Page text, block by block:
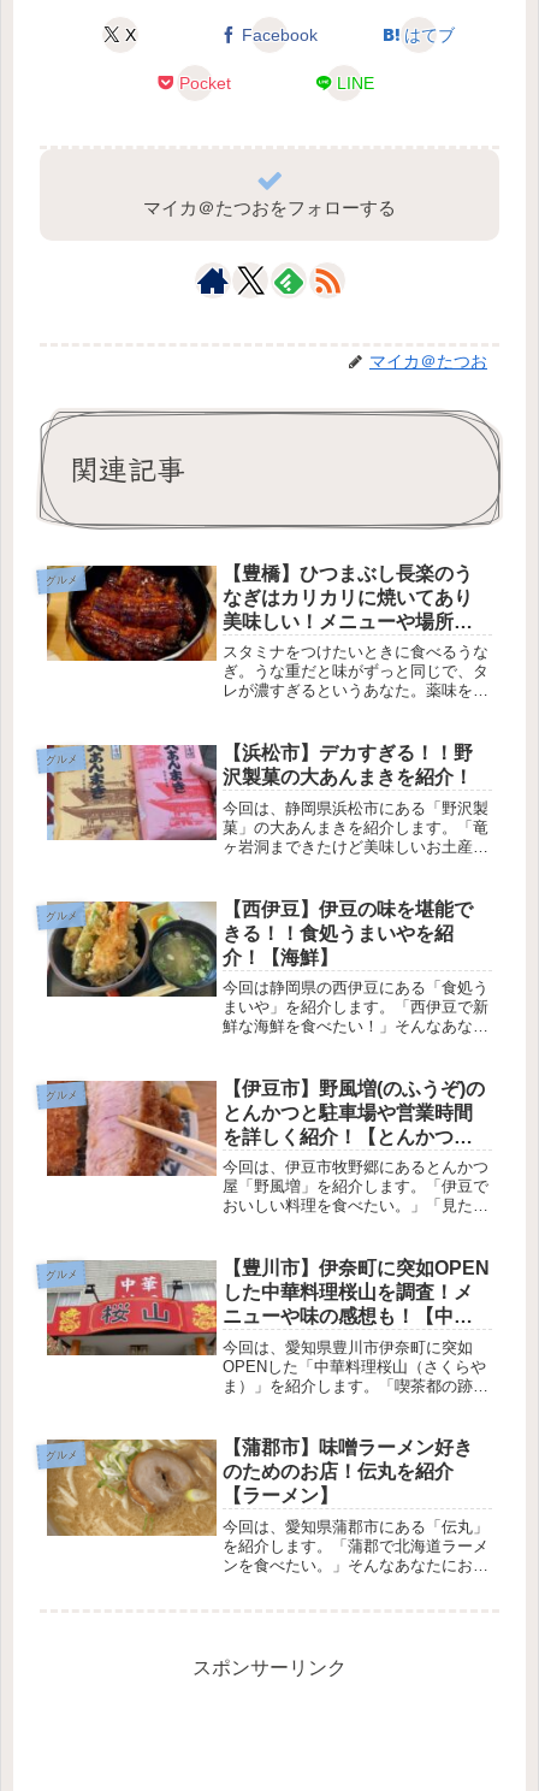
X Facebook はてブ
Pocket LINE
マイカ＠たつおをフォローする
マイカ＠たつお
関連記事
グルメ
【豊橋】ひつまぶし長楽のう
なぎはカリカリに焼いてあり
美味しい！メニューや場所、
営業時間も調査！【牟呂店】
スタミナをつけたいときに食べるうな
ぎ。うな重だと味がずっと同じで、タ
レが濃すぎるというあなた。薬味を乗
ピッタリです。今回、うなぎのひつま
ぶし専門店「ひつまぶし長楽」を調査
し...
グルメ
【浜松市】デカすぎる！！野
沢製菓の大あんまきを紹介！
今回は、静岡県浜松市にある「野沢製
菓」の大あんまきを紹介します。「竜
ヶ岩洞まできたけど美味しいお土産を
す。「野沢製菓」は「竜ヶ岩洞」から
車で約６分くらいのところにありま
す。「...
グルメ
【西伊豆】伊豆の味を堪能で
きる！！食処うまいやを紹
介！【海鮮】
今回は静岡県の西伊豆にある「食処う
まいや」を紹介します。「西伊豆で新
鮮な海鮮を食べたい！」そんなあなた
を使った料理をリーズナブルに提供し
ています。人気メニューの海老天丼
は、...
グルメ
【伊豆市】野風増(のふうぞ)の
とんかつと駐車場や営業時間
を詳しく紹介！【とんかつ
屋】
今回は、伊豆市牧野郷にあるとんかつ
屋「野風増」を紹介します。「伊豆で
おいしい料理を食べたい。」「見た目
風増」です。分厚い、柔らかい、美味
しいとんかつを食べることができま
す。...
グルメ
【豊川市】伊奈町に突如OPEN
した中華料理桜山を調査！メ
ニューや味の感想も！【中
華】
今回は、愛知県豊川市伊奈町に突如
OPENした「中華料理桜山（さくらや
ま）」を紹介します。「喫茶都の跡地
ら気になる。」そんなあなたのため
に、今回は実食してきたので、メニュ
ーや...
グルメ
【蒲郡市】味噌ラーメン好き
のためのお店！伝丸を紹介
【ラーメン】
今回は、愛知県蒲郡市にある「伝丸」
を紹介します。「蒲郡で北海道ラーメ
ンを食べたい。」そんなあなたにおす
ー...
スポンサーリンク